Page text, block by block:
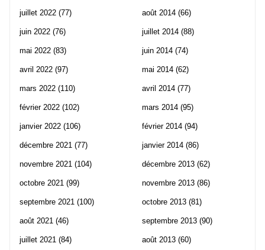
juillet 2022 (77)
juin 2022 (76)
mai 2022 (83)
avril 2022 (97)
mars 2022 (110)
février 2022 (102)
janvier 2022 (106)
décembre 2021 (77)
novembre 2021 (104)
octobre 2021 (99)
septembre 2021 (100)
août 2021 (46)
juillet 2021 (84)
août 2014 (66)
juillet 2014 (88)
juin 2014 (74)
mai 2014 (62)
avril 2014 (77)
mars 2014 (95)
février 2014 (94)
janvier 2014 (86)
décembre 2013 (62)
novembre 2013 (86)
octobre 2013 (81)
septembre 2013 (90)
août 2013 (60)